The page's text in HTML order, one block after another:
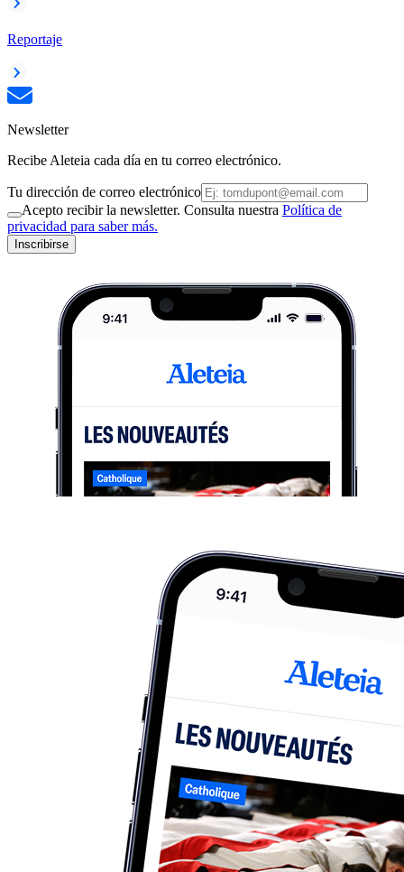
Reportaje
Newsletter
Recibe Aleteia cada día en tu correo electrónico.
Tu dirección de correo electrónico
Acepto recibir la newsletter. Consulta nuestra Política de
privacidad para saber más.
Inscribirse